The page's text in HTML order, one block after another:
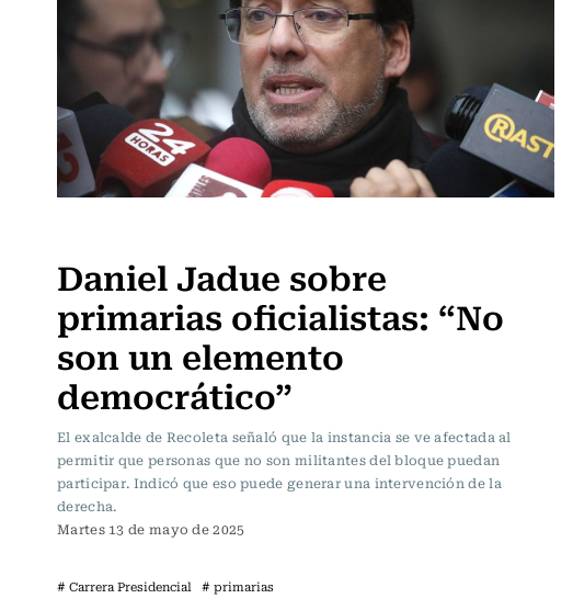
Daniel Jadue sobre
primarias oficialistas: “No
son un elemento
democrático”
El exalcalde de Recoleta señaló que la instancia se ve afectada al
permitir que personas que no son militantes del bloque puedan
participar. Indicó que eso puede generar una intervención de la
derecha.
Martes 13 de mayo de 2025
# Carrera Presidencial # primarias